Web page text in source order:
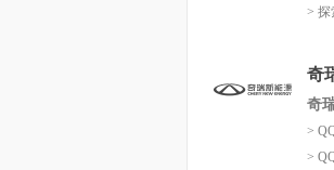
> 探
奇
奇
>
>